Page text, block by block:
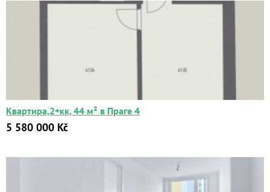
Квартира,2+кк, 44 м² в Праге 4
5 580 000 Kč